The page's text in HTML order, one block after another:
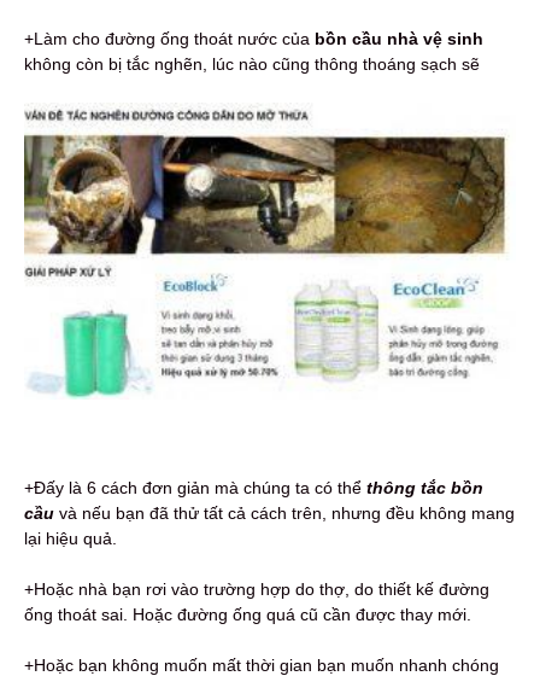
+Làm cho đường ống thoát nước của bồn cầu nhà vệ sinh
không còn bị tắc nghẽn, lúc nào cũng thông thoáng sạch sẽ
+Đấy là 6 cách đơn giản mà chúng ta có thể thông tắc bồn
cầu và nếu bạn đã thử tất cả cách trên, nhưng đều không mang
lại hiệu quả.
+Hoặc nhà bạn rơi vào trường hợp do thợ, do thiết kế đường
ống thoát sai. Hoặc đường ống quá cũ cần được thay mới.
+Hoặc bạn không muốn mất thời gian bạn muốn nhanh chóng